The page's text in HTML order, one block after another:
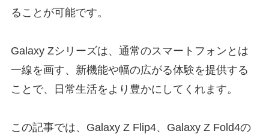
ることが可能です。
Galaxy Zシリーズは、通常のスマートフォンとは
一線を画す、新機能や幅の広がる体験を提供する
ことで、日常生活をより豊かにしてくれます。
この記事では、Galaxy Z Flip4、Galaxy Z Fold4の